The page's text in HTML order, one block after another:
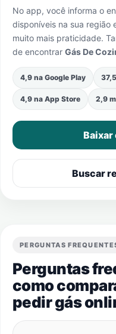
No app, você informa o
disponíveis na sua região
muito mais praticidade.
de encontrar Gás De
4,9 na Google Play
4,9 na App Store 2,9
Baixar
Buscar
PERGUNTAS
Perguntas
como
pedir gás